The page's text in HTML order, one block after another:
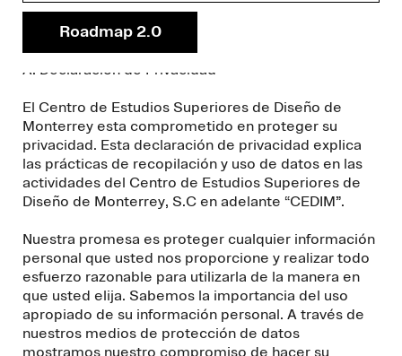
Roadmap 2.0
Privacidad contenida en este aviso, absténganse de
proporcionar información.
A. Declaración de Privacidad
El Centro de Estudios Superiores de Diseño de
Monterrey esta comprometido en proteger su
privacidad. Esta declaración de privacidad explica
las prácticas de recopilación y uso de datos en las
actividades del Centro de Estudios Superiores de
Diseño de Monterrey, S.C en adelante “CEDIM”.
Nuestra promesa es proteger cualquier información
personal que usted nos proporcione y realizar todo
esfuerzo razonable para utilizarla de la manera en
que usted elija. Sabemos la importancia del uso
apropiado de su información personal. A través de
nuestros medios de protección de datos
mostramos nuestro compromiso de hacer su